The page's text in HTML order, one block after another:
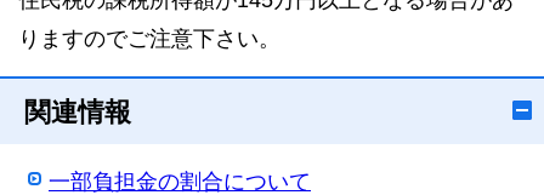
りますのでご注意下さい。
関連情報
一部負担金の割合について